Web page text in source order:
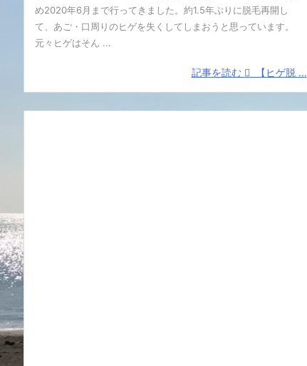
め2020年6月まで行ってきました。約1.5年ぶりに脱毛再開し
て、あご・口周りのヒゲを失くしてしまおうと思っています。
元々ヒゲはそん ...
記事を読む 【ヒゲ脱 ...